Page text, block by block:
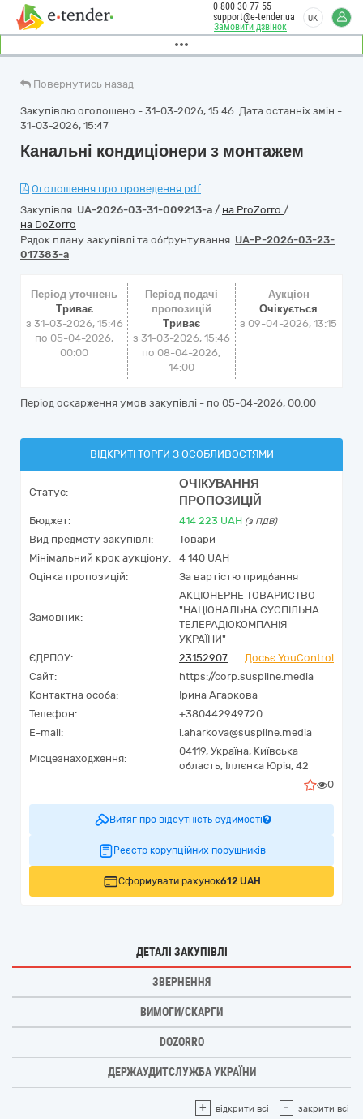
Замовити дзвінок
0 800 30 77 55
support@e-tender.ua
UK
Повернутись назад
Закупівлю оголошено - 31-03-2026, 15:46. Дата останніх змін -
31-03-2026, 15:47
Канальні кондиціонери з монтажем
Оголошення про проведення.pdf
Закупівля: UA-2026-03-31-009213-a / на ProZorro /
на DoZorro
Рядок плану закупівлі та обґрунтування: UA-P-2026-03-23-
017383-a
Період уточнень
Триває
з 31-03-2026, 15:46
по 05-04-2026,
00:00
Період подачі
пропозицій
Триває
з 31-03-2026, 15:46
по 08-04-2026,
14:00
Аукціон
Очікується
з 09-04-2026, 13:15
Період оскарження умов закупівлі - по 05-04-2026, 00:00
ВІДКРИТІ ТОРГИ З ОСОБЛИВОСТЯМИ
Статус:
ОЧІКУВАННЯ
ПРОПОЗИЦІЙ
Бюджет: 414 223 UAH (з ПДВ)
Вид предмету закупівлі:
Товари
Мінімальний крок аукціону:
4 140 UAH
Оцінка пропозицій:
За вартістю придбання
Замовник:
АКЦІОНЕРНЕ ТОВАРИСТВО
"НАЦІОНАЛЬНА СУСПІЛЬНА
ТЕЛЕРАДІОКОМПАНІЯ
УКРАЇНИ"
ЄДРПОУ:
23152907
Досьє YouControl
Сайт:
https://corp.suspilne.media
Контактна особа:
Ірина Агаркова
Телефон:
+380442949720
E-mail:
i.aharkova@suspilne.media
Місцезнаходження:
04119, Україна, Київська
область, Іллєнка Юрія, 42
0
Витяг про відсутність судимості
Реєстр корупційних порушників
Сформувати рахунок612 UAH
ДЕТАЛІ ЗАКУПІВЛІ
ЗВЕРНЕННЯ
ВИМОГИ/СКАРГИ
DOZORRO
ДЕРЖАУДИТСЛУЖБА УКРАЇНИ
+ відкрити всі - закрити всі